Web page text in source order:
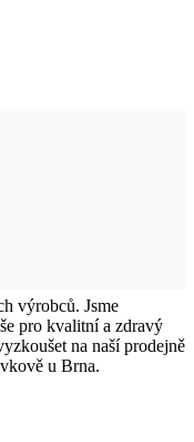
výrobců. Jsme
pro kvalitní a zdravý
na naší prodejně
u Brna.